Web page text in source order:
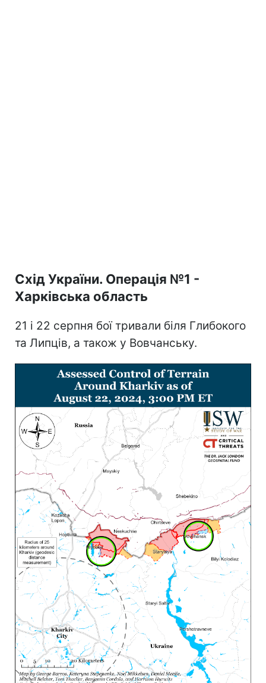
Схід України. Операція №1 -
Харківська область
21 і 22 серпня бої тривали біля Глибокого
та Липців, а також у Вовчанську.